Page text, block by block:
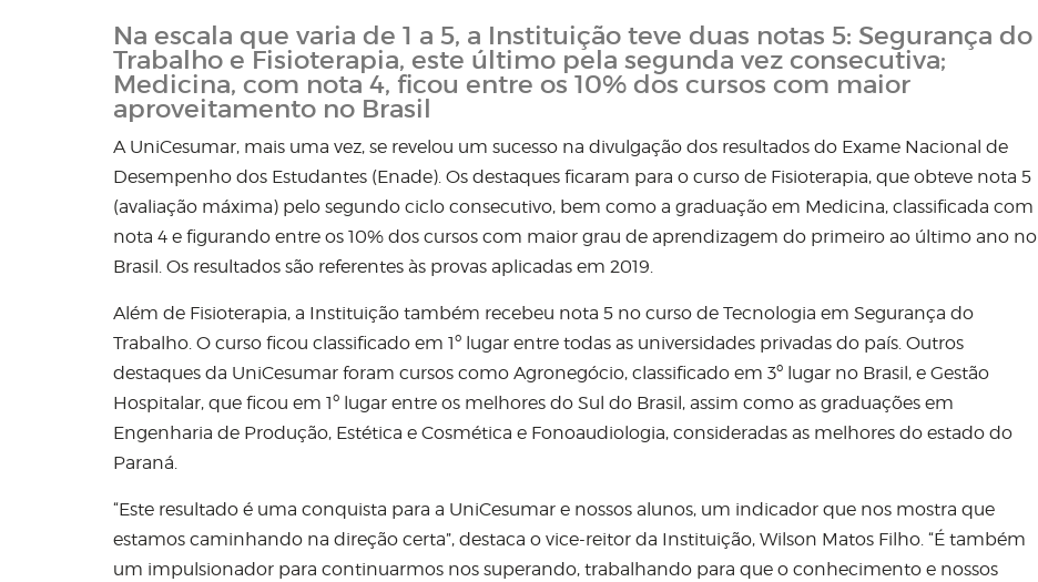
Na escala que varia de 1 a 5, a Instituição teve duas notas 5: Segurança do
Trabalho e Fisioterapia, este último pela segunda vez consecutiva;
Medicina, com nota 4, ficou entre os 10% dos cursos com maior
aproveitamento no Brasil
A UniCesumar, mais uma vez, se revelou um sucesso na divulgação dos resultados do Exame Nacional de
Desempenho dos Estudantes (Enade). Os destaques ficaram para o curso de Fisioterapia, que obteve nota 5
(avaliação máxima) pelo segundo ciclo consecutivo, bem como a graduação em Medicina, classificada com
nota 4 e figurando entre os 10% dos cursos com maior grau de aprendizagem do primeiro ao último ano no
Brasil. Os resultados são referentes às provas aplicadas em 2019.
Além de Fisioterapia, a Instituição também recebeu nota 5 no curso de Tecnologia em Segurança do
Trabalho. O curso ficou classificado em 1º lugar entre todas as universidades privadas do país. Outros
destaques da UniCesumar foram cursos como Agronegócio, classificado em 3º lugar no Brasil, e Gestão
Hospitalar, que ficou em 1º lugar entre os melhores do Sul do Brasil, assim como as graduações em
Engenharia de Produção, Estética e Cosmética e Fonoaudiologia, consideradas as melhores do estado do
Paraná.
“Este resultado é uma conquista para a UniCesumar e nossos alunos, um indicador que nos mostra que
estamos caminhando na direção certa”, destaca o vice-reitor da Instituição, Wilson Matos Filho. “É também
um impulsionador para continuarmos nos superando, trabalhando para que o conhecimento e nossos